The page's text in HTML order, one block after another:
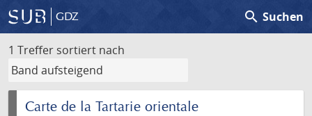
GDZ search Suchen
1 Treffer sortiert nach
Carte de la Tartarie orientale